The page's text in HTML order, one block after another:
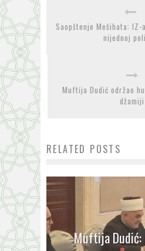
Saopštenje Mešihata:
nijednoj
Muftija Dudić održao
džamiji
RELATED POSTS
Muftija Dudić: